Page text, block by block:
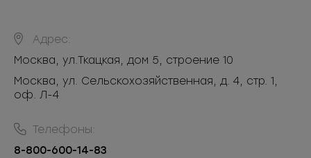
Адрес:
Москва, ул.Ткацкая, дом 5, строение 10
Москва, ул. Сельскохозяйственная, д. 4, стр. 1,
оф. Л-4
Телефоны:
8-800-600-14-83